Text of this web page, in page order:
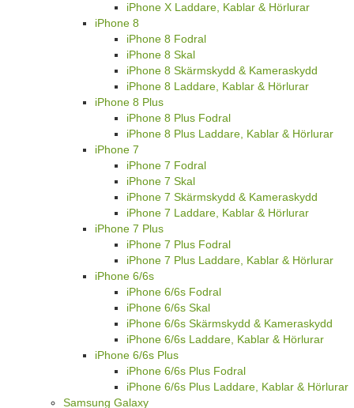
iPhone X Laddare, Kablar & Hörlurar
iPhone 8
iPhone 8 Fodral
iPhone 8 Skal
iPhone 8 Skärmskydd & Kameraskydd
iPhone 8 Laddare, Kablar & Hörlurar
iPhone 8 Plus
iPhone 8 Plus Fodral
iPhone 8 Plus Laddare, Kablar & Hörlurar
iPhone 7
iPhone 7 Fodral
iPhone 7 Skal
iPhone 7 Skärmskydd & Kameraskydd
iPhone 7 Laddare, Kablar & Hörlurar
iPhone 7 Plus
iPhone 7 Plus Fodral
iPhone 7 Plus Laddare, Kablar & Hörlurar
iPhone 6/6s
iPhone 6/6s Fodral
iPhone 6/6s Skal
iPhone 6/6s Skärmskydd & Kameraskydd
iPhone 6/6s Laddare, Kablar & Hörlurar
iPhone 6/6s Plus
iPhone 6/6s Plus Fodral
iPhone 6/6s Plus Laddare, Kablar & Hörlurar
Samsung Galaxy